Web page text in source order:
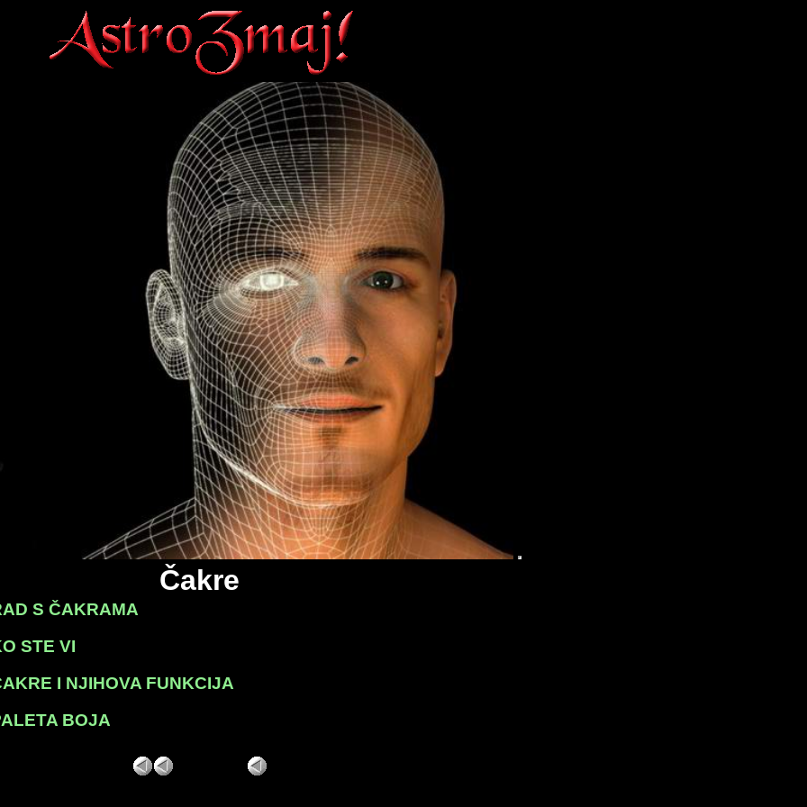
Čakre
S ČAKRAMA
STE VI
I NJIHOVA FUNKCIJA
BOJA